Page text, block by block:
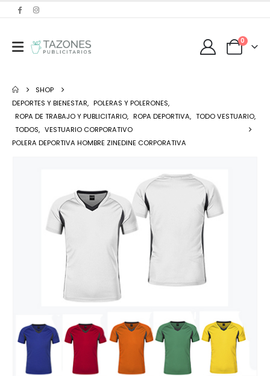
0
SHOP
DEPORTES Y BIENESTAR, POLERAS Y POLERONES,
ROPA DE TRABAJO Y PUBLICITARIO, ROPA DEPORTIVA, TODO VESTUARIO,
TODOS, VESTUARIO CORPORATIVO
POLERA DEPORTIVA HOMBRE ZINEDINE CORPORATIVA